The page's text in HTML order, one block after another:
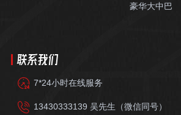
豪华大中巴
联系我们
7*24小时在线服务
13430333139 吴先生（微信同号）